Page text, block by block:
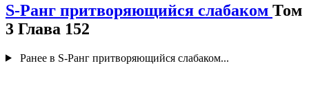
S-Ранг притворяющийся слабаком Том
3 Глава 152
Ранее в S-Ранг притворяющийся слабаком...